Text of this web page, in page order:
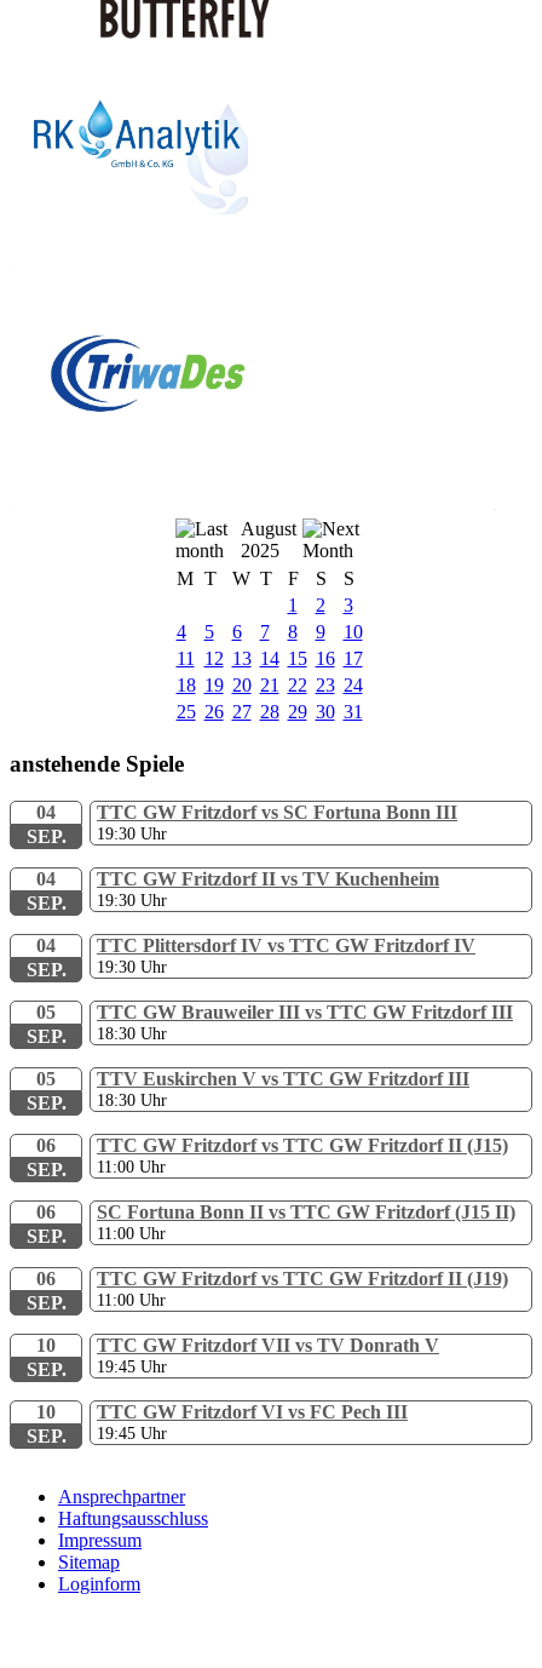
August
2025
M T W T F S
S
1
2
3
4
5 6 7 8 9
10
11
12 13 14 15 16 17
18 19 20 21 22 23 24
25 26 27 28 29 30 31
anstehende Spiele
04
SEP.
TTC GW Fritzdorf vs SC Fortuna Bonn III
19:30 Uhr
04
SEP.
TTC GW Fritzdorf II vs TV Kuchenheim
19:30 Uhr
04
SEP.
TTC Plittersdorf IV vs TTC GW Fritzdorf IV
19:30 Uhr
05
SEP.
TTC GW Brauweiler III vs TTC GW Fritzdorf III
18:30 Uhr
05
SEP.
TTV Euskirchen V vs TTC GW Fritzdorf III
18:30 Uhr
06
SEP.
TTC GW Fritzdorf vs TTC GW Fritzdorf II (J15)
11:00 Uhr
06
SEP.
SC Fortuna Bonn II vs TTC GW Fritzdorf (J15 II)
11:00 Uhr
06
SEP.
TTC GW Fritzdorf vs TTC GW Fritzdorf II (J19)
11:00 Uhr
10
SEP.
TTC GW Fritzdorf VII vs TV Donrath V
19:45 Uhr
10
SEP.
TTC GW Fritzdorf VI vs FC Pech III
19:45 Uhr
Ansprechpartner
Haftungsausschluss
Impressum
Sitemap
Loginform